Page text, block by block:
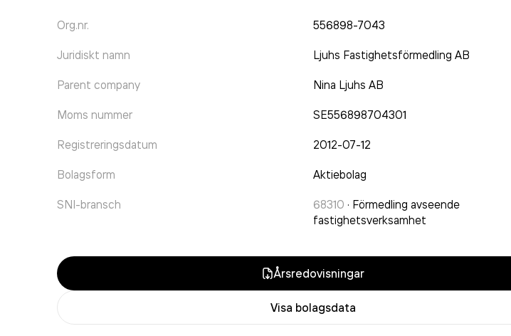
Org.nr. 556898-7043
Juridiskt namn Ljuhs Fastighetsförmedling AB
Parent company Nina Ljuhs AB
Moms nummer SE556898704301
Registreringsdatum 2012-07-12
Bolagsform Aktiebolag
SNI-bransch 68310 · Förmedling avseende
fastighetsverksamhet
Årsredovisningar
Visa bolagsdata